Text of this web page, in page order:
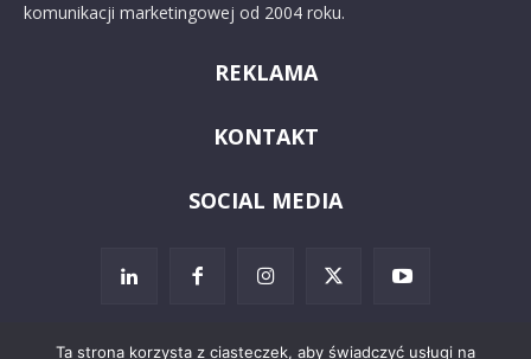
komunikacji marketingowej od 2004 roku.
REKLAMA
KONTAKT
SOCIAL MEDIA
Ta strona korzysta z ciasteczek, aby świadczyć usługi na